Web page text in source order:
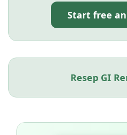
Start free
Resep GI